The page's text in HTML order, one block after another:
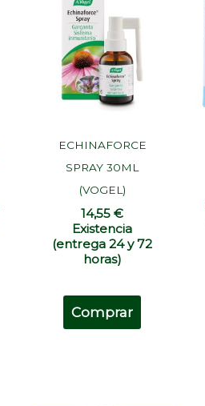
ECHINAFORCE
SPRAY 30ML
(VOGEL)
14,55€
Existencia
(entrega 24 y 72
horas)
Comprar